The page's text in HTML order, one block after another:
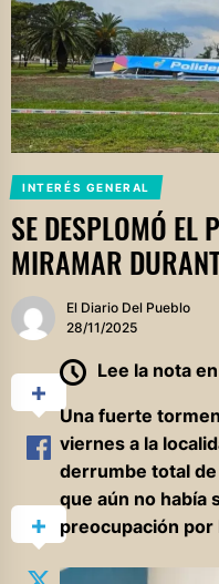
INTERÉS GENERAL
SE DESPLOMÓ EL
MIRAMAR
El Diario Del Pueblo
28/11/2025
Lee la nota
Una fuerte
viernes a la
derrumbe total
que aún no había
preocupación por